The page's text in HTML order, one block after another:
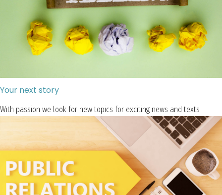
Your next story
With passion we look for new topics for exciting news and texts